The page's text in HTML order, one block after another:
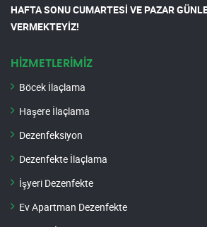
HAFTA SONU CUMARTESİ VE PAZAR
VERMEKTEYİZ!
HİZMETLERİMİZ
Böcek İlaçlama
Haşere İlaçlama
Dezenfeksiyon
Dezenfekte İlaçlama
İşyeri Dezenfekte
Ev Apartman Dezenfekte